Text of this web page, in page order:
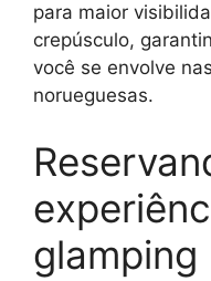
para maior
crepúsculo,
você se envolve
norueguesas.
glamping